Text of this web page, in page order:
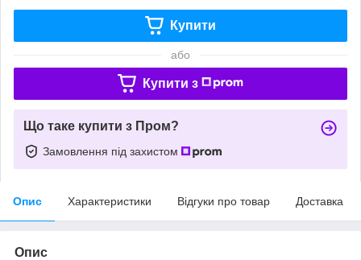
Купити
або
Купити з
Що таке купити з Пром?
Замовлення під захистом
Опис Характеристики Відгуки про товар Доставка
Опис